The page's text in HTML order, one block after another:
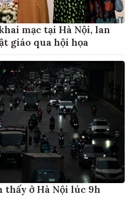
mạc tại Hà Nội, lan
giáo qua hội họa
thấy ở Hà Nội lúc 9h